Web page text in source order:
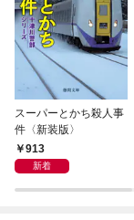
スーパーとかち殺人事
件〈新装版〉
913
新着